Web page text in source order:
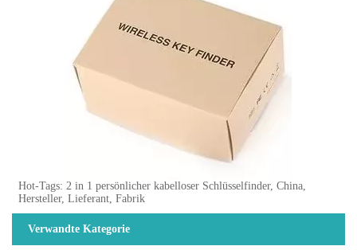
Hot-Tags: 2 in 1 persönlicher kabelloser Schlüsselfinder, China,
Hersteller, Lieferant, Fabrik
Verwandte Kategorie